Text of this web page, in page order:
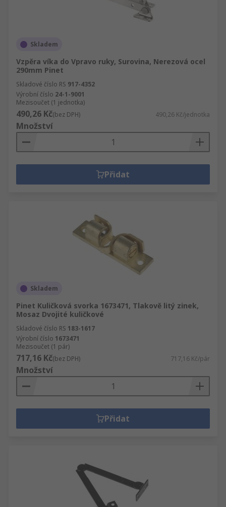
Skladem
Vzpěra víka do Vpravo ruky, Surovina, Nerezová ocel
290mm Pinet
Skladové číslo RS 917-4352
Výrobní číslo 24-1-9001
Mezisoučet (1 jednotka)
490,26 Kč(bez DPH) 490,26 Kč/jednotka
Množství
Přidat
Skladem
Pinet Kuličková svorka 1673471, Tlakově litý zinek,
Mosaz Dvojité kuličkové
Skladové číslo RS 183-1617
Výrobní číslo 1673471
Mezisoučet (1 pár)
717,16 Kč(bez DPH) 717,16 Kč/pár
Množství
Přidat